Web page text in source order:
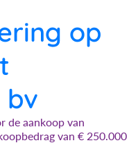
op
de aankoop van
van € 250.000